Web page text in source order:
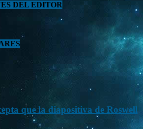
DEL EDITOR
que la diapositiva de Roswell